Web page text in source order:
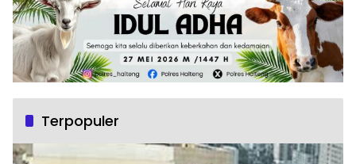
Terpopuler